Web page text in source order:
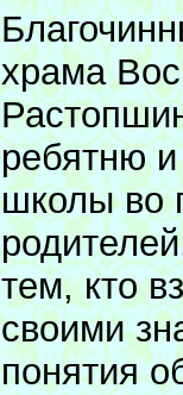
храма
ребятню и
школы во
тем, кто
своими
понятия